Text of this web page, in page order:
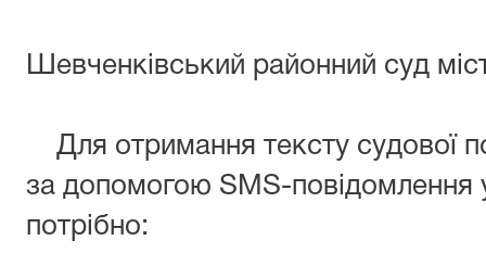
Шевченківський районний суд
Для отримання тексту судової
за допомогою SMS-повідомлення
потрібно: